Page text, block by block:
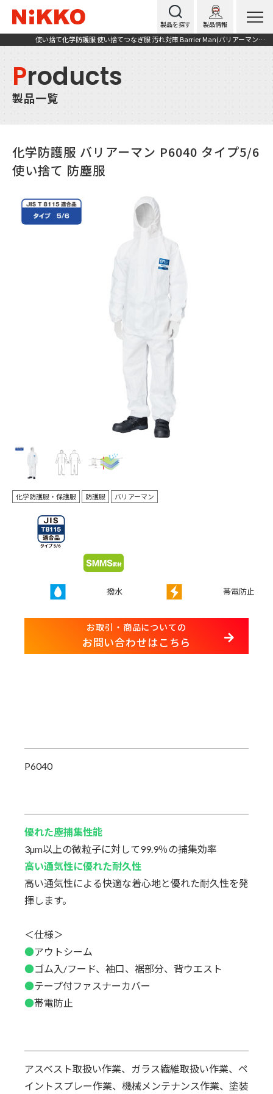
製品を探す 製品情報
使い捨て化学防護服 使い捨てつなぎ服 汚れ対策 Barrier Man(バリアーマン) P6040
Products
製品一覧
化学防護服 バリアーマン P6040 タイプ5/6
使い捨て 防塵服
化学防護服・保護服 防護服 バリアーマン
撥水 帯電防止
お取引・商品についての
お問い合わせはこちら
P6040
優れた塵捕集性能
3µm以上の微粒子に対して99.9％の捕集効率
高い通気性に優れた耐久性
高い通気性による快適な着心地と優れた耐久性を発
揮します。
＜仕様＞
●アウトシーム
●ゴム入/フード、袖口、裾部分、背ウエスト
●テープ付ファスナーカバー
●帯電防止
アスベスト取扱い作業、ガラス繊維取扱い作業、ペ
イントスプレー作業、機械メンテナンス作業、塗装